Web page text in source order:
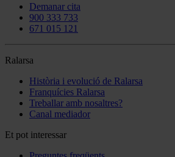
Demanar cita
900 333 733
671 015 121
Ralarsa
Història i evolució de Ralarsa
Franquícies Ralarsa
Treballar amb nosaltres?
Canal mediador
Et pot interessar